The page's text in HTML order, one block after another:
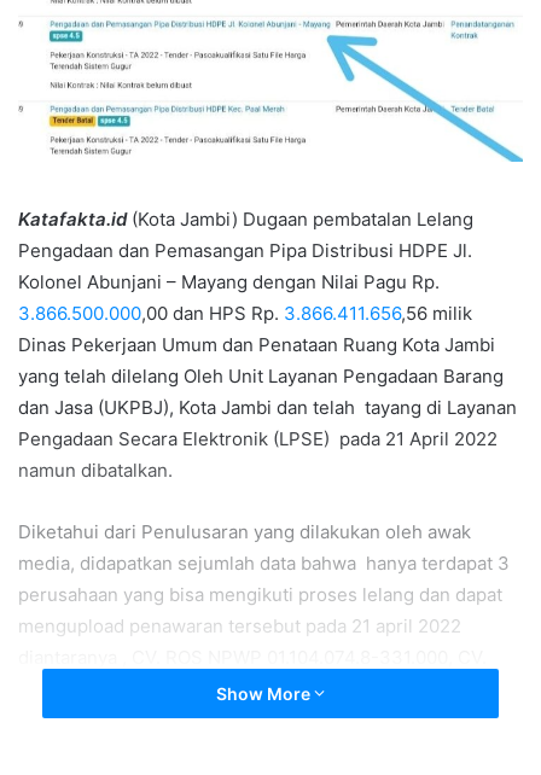
Katafakta.id(Kota Jambi) Dugaan pembatalan Lelang
Pengadaan dan Pemasangan Pipa Distribusi HDPE Jl.
Kolonel Abunjani – Mayang dengan Nilai Pagu Rp.
3.866.500.000,00 dan HPS Rp. 3.866.411.656,56 milik
Dinas Pekerjaan Umum dan Penataan Ruang Kota Jambi
yang telah dilelang Oleh Unit Layanan Pengadaan Barang
dan Jasa (UKPBJ), Kota Jambi dan telah tayang di Layanan
Pengadaan Secara Elektronik (LPSE) pada 21 April 2022
namun dibatalkan.
Diketahui dari Penulusaran yang dilakukan oleh awak
media, didapatkan sejumlah data bahwa hanya terdapat 3
perusahaan yang bisa mengikuti proses lelang dan dapat
mengupload penawaran tersebut pada 21 april 2022
DANISH GIAN KONSTRUKSI NPWP 92.473.621.8-335.000,
CV NAUFAL MEGA PERKASA NPWP. 95.319.982.5-331.000
Show More